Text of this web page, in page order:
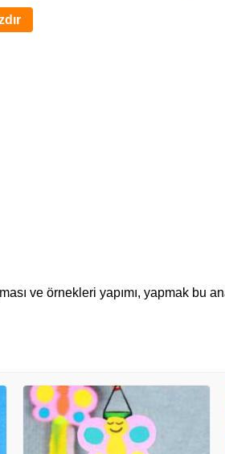
ve örnekleri yapımı, yapmak bu